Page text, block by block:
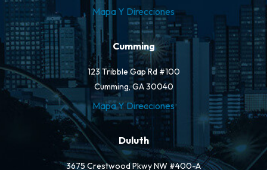
Mapa Y Direcciones
Cumming
123 Tribble Gap Rd #100
Cumming, GA 30040
Mapa Y Direcciones
Duluth
3675 Crestwood Pkwy NW #400-A